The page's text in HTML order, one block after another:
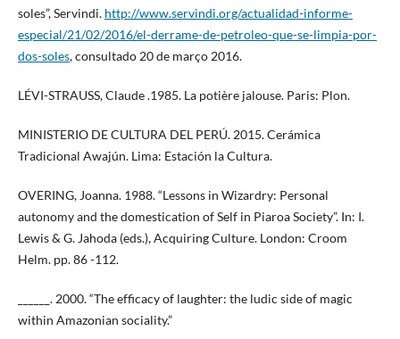
soles”, Servindi. http://www.servindi.org/actualidad-informe-
especial/21/02/2016/el-derrame-de-petroleo-que-se-limpia-por-
dos-soles, consultado 20 de março 2016.
LÉVI-STRAUSS, Claude .1985. La potière jalouse. Paris: Plon.
MINISTERIO DE CULTURA DEL PERÚ. 2015. Cerámica
Tradicional Awajún. Lima: Estación la Cultura.
OVERING, Joanna. 1988. “Lessons in Wizardry: Personal
autonomy and the domestication of Self in Piaroa Society”. In: I.
Lewis & G. Jahoda (eds.), Acquiring Culture. London: Croom
Helm. pp. 86 -112.
______. 2000. “The efficacy of laughter: the ludic side of magic
within Amazonian sociality.”